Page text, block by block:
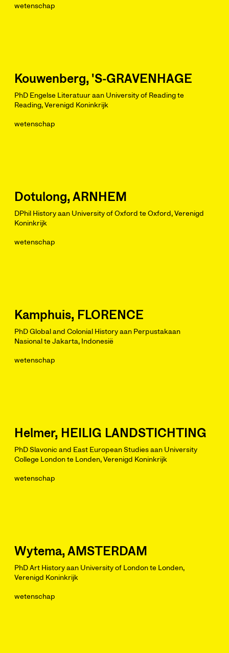
wetenschap
Kouwenberg, 'S-GRAVENHAGE
PhD Engelse Literatuur aan University of Reading te
Reading, Verenigd Koninkrijk
wetenschap
Dotulong, ARNHEM
DPhil History aan University of Oxford te Oxford, Verenigd
Koninkrijk
wetenschap
Kamphuis, FLORENCE
PhD Global and Colonial History aan Perpustakaan
Nasional te Jakarta, Indonesië
wetenschap
Helmer, HEILIG LANDSTICHTING
PhD Slavonic and East European Studies aan University
College London te Londen, Verenigd Koninkrijk
wetenschap
Wytema, AMSTERDAM
PhD Art History aan University of London te Londen,
Verenigd Koninkrijk
wetenschap